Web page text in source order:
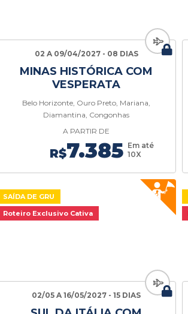
02 A 09/04/2027 - 08 DIAS
MINAS HISTÓRICA COM
VESPERATA
Belo Horizonte, Ouro Preto, Mariana,
Diamantina, Congonhas
A PARTIR DE
R$7.385 Em até
10X
SAÍDA DE GRU
Roteiro Exclusivo Cativa
02/05 A 16/05/2027 - 15 DIAS